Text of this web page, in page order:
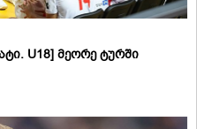
U18] მეორე ტურში